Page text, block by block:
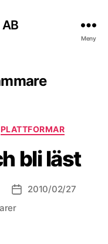
Meny
PLATTFORMAR
bli läst
Inläggsdatum
2010/02/27